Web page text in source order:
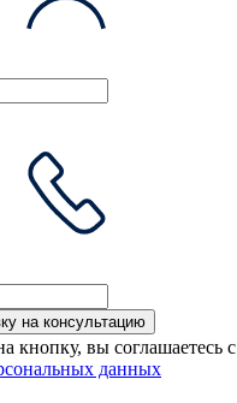
на консультацию
кнопку, вы соглашаетесь с
данных